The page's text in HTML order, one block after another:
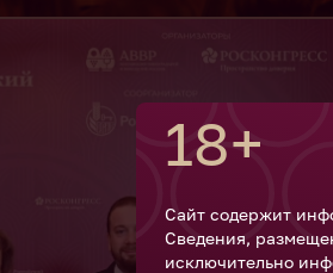
18+
Сайт содержит
Сведения,
исключительно